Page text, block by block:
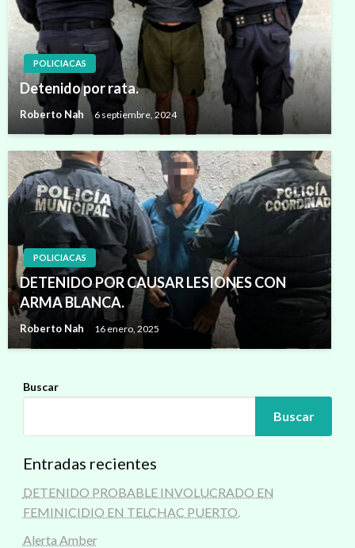
POLICIACAS
Detenido por rata.
Roberto Nah 6 septiembre, 2024
POLICIACAS
DETENIDO POR CAUSAR LESIONES CON
ARMA BLANCA.
Roberto Nah 16 enero, 2025
Buscar
Buscar
Entradas recientes
DETENIDO PROBABLE INVOLUCRADO EN
FEMINICIDIO EN TELCHAC PUERTO.
Alerta Amber